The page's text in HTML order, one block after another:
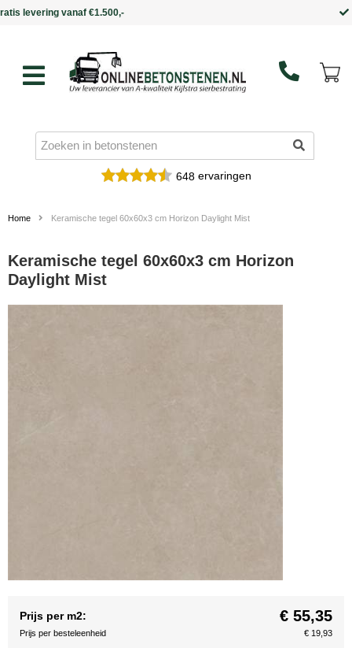
Binnen 5 werkdagen in huis
648ervaringen
Home Keramische tegel 60x60x3 cm Horizon Daylight Mist
Keramische tegel 60x60x3 cm Horizon
Daylight Mist
Prijs per m2: € 55,35
Prijs per besteleenheid € 19,93